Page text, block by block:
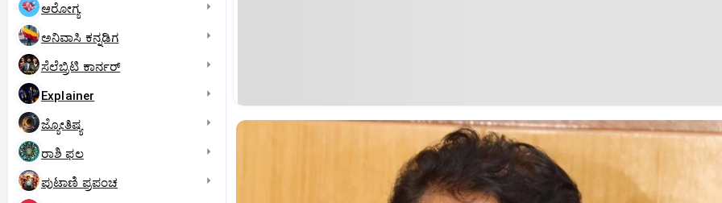
ಆರೋಗ್ಯ
ಅನಿವಾಸಿ ಕನ್ನಡಿಗ
ಸೆಲೆಬ್ರಿಟಿ ಕಾರ್ನರ್‌
Explainer
ಜ್ಯೋತಿಷ್ಯ
ರಾಶಿ ಫಲ
ಪುಟಾಣಿ ಪ್ರಪಂಚ